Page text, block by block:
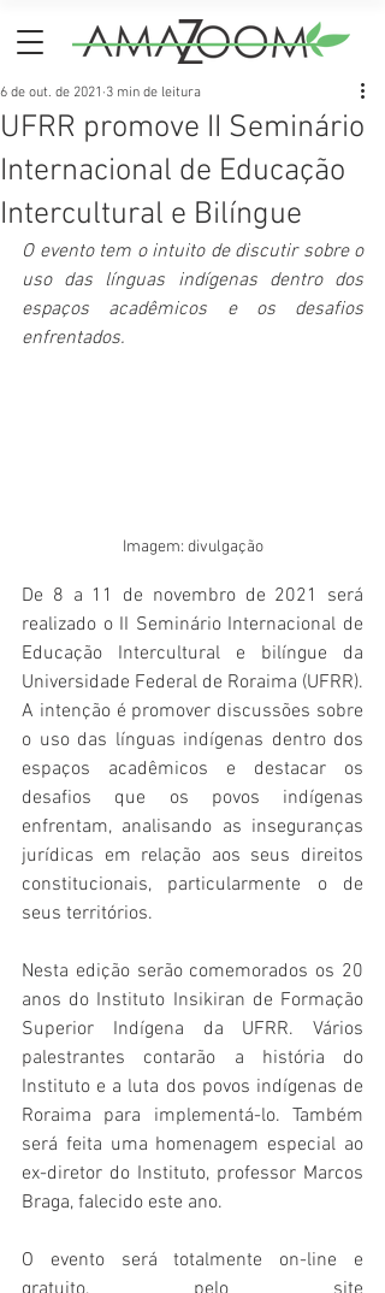
UFRR promove II Seminário
Internacional de Educação
Intercultural e Bilíngue
6 de out. de 2021 3 min de leitura
O evento tem o intuito de discutir sobre o
uso das línguas indígenas dentro dos
espaços acadêmicos e os desafios
enfrentados.
Imagem: divulgação
De 8 a 11 de novembro de 2021 será
realizado o II Seminário Internacional de
Educação Intercultural e bilíngue da
Universidade Federal de Roraima (UFRR).
A intenção é promover discussões sobre
o uso das línguas indígenas dentro dos
espaços acadêmicos e destacar os
desafios que os povos indígenas
enfrentam, analisando as inseguranças
jurídicas em relação aos seus direitos
constitucionais, particularmente o de
seus territórios.
Nesta edição serão comemorados os 20
anos do Instituto Insikiran de Formação
Superior Indígena da UFRR. Vários
palestrantes contarão a história do
Instituto e a luta dos povos indígenas de
Roraima para implementá-lo. Também
será feita uma homenagem especial ao
ex-diretor do Instituto, professor Marcos
Braga, falecido este ano.
O evento será totalmente on-line e